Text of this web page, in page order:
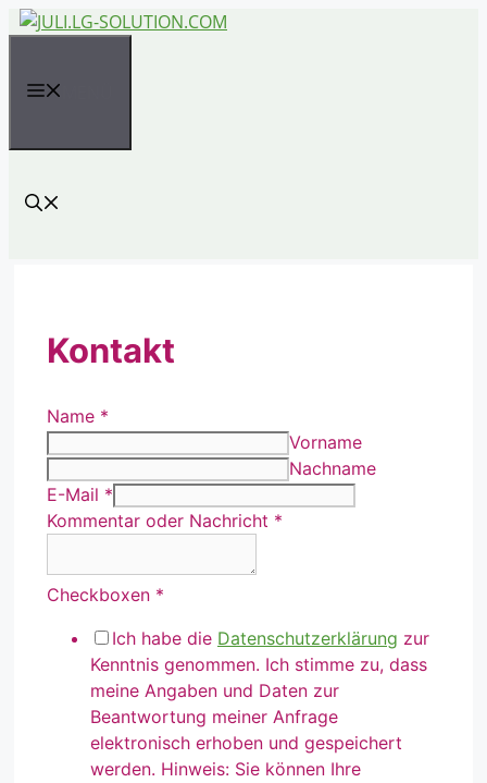
Zum
Kontakt
Name *
Vorname
Nachname
E-Mail *
Kommentar oder Nachricht *
Checkboxen *
Ich habe die Datenschutzerklärung zur
Kenntnis genommen. Ich stimme zu, dass
meine Angaben und Daten zur
Beantwortung meiner Anfrage
elektronisch erhoben und gespeichert
werden. Hinweis: Sie können Ihre